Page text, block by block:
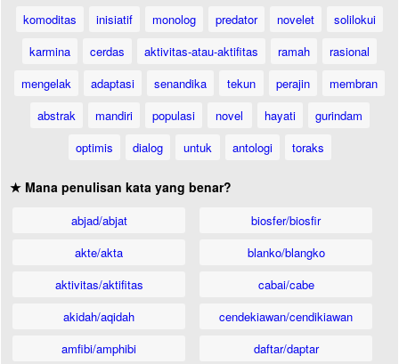
komoditas
inisiatif monolog predator novelet
solilokui
karmina
cerdas aktivitas-atau-aktifitas ramah
rasional
mengelak
adaptasi senandika tekun perajin
membran
abstrak
mandiri populasi novel hayati
gurindam
optimis
dialog untuk antologi toraks
★ Mana penulisan kata yang benar?
abjad/abjat
akte/akta
aktivitas/aktifitas
akidah/aqidah
amfibi/amphibi
biosfer/biosfir
blanko/blangko
cabai/cabe
cendekiawan/cendikiawan
daftar/daptar